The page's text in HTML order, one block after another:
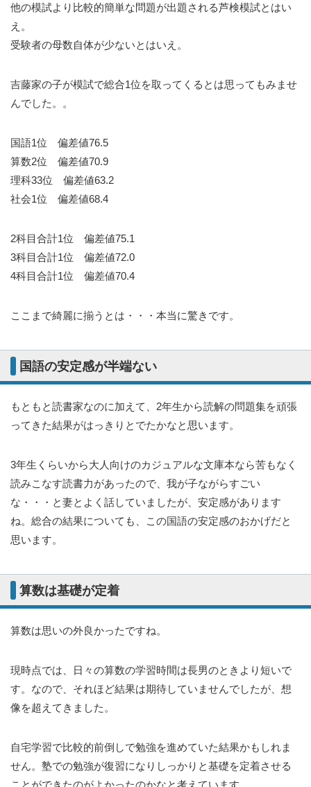
他の模試より比較的簡単な問題が出題される芦検模試とはい
え。
受験者の母数自体が少ないとはいえ。
吉藤家の子が模試で総合1位を取ってくるとは思ってもみませ
んでした。。
国語1位 偏差値76.5
算数2位 偏差値70.9
理科33位 偏差値63.2
社会1位 偏差値68.4
2科目合計1位 偏差値75.1
3科目合計1位 偏差値72.0
4科目合計1位 偏差値70.4
ここまで綺麗に揃うとは・・・本当に驚きです。
国語の安定感が半端ない
もともと読書家なのに加えて、2年生から読解の問題集を頑張
ってきた結果がはっきりとでたかなと思います。
3年生くらいから大人向けのカジュアルな文庫本なら苦もなく
読みこなす読書力があったので、我が子ながらすごい
な・・・と妻とよく話していましたが、安定感があります
ね。総合の結果についても、この国語の安定感のおかげだと
思います。
算数は基礎が定着
算数は思いの外良かったですね。
現時点では、日々の算数の学習時間は長男のときより短いで
す。なので、それほど結果は期待していませんでしたが、想
像を超えてきました。
自宅学習で比較的前倒しで勉強を進めていた結果かもしれま
せん。塾での勉強が復習になりしっかりと基礎を定着させる
ことができたのがよかったのかなと考えています。